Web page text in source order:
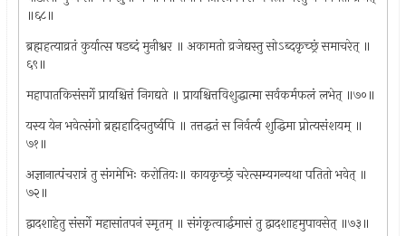
॥६८॥
ब्रह्महत्याव्रतं कुर्यात्स षडब्दं मुनीश्वर ॥ अकामतो व्रजेद्यस्तु सोऽब्दकृच्छ्रं समाचरेत् ॥
६९॥
महापातकिसंसर्गे प्रायश्चित्तं निगद्यते ॥ प्रायश्चित्तविशुद्धात्मा सर्वकर्मफलं लभेत् ॥७०॥
यस्य येन भवेत्संगो ब्रह्महादिचतुर्ष्वपि ॥ तत्तद्धतं स निर्वर्त्य शुद्धिमा प्नोत्यसंशयम् ॥
७१॥
अज्ञानात्पंचरात्रं तु संगमेभिः करोतियः॥ कायकृच्छ्रं चरेत्सम्यगन्यथा पतितो भवेत् ॥
७२॥
द्वादशाहेतु संसर्गे महासांतपनं स्मृतम् ॥ संगंकृत्वार्द्धमासं तु द्वादशाहमुपावसेत् ॥७३॥